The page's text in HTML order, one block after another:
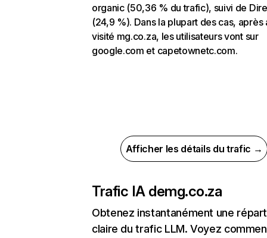
organic (50,36 % du trafic), suivi de
(24,9 %). Dans la plupart des cas, après
visité mg.co.za, les utilisateurs vont sur
google.com et capetownetc.com.
Afficher les détails du trafic →
Trafic IA demg.co.za
Obtenez instantanément une
claire du trafic LLM. Voyez